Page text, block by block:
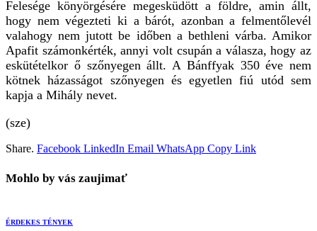
Felesége könyörgésére megesküdött a földre, amin állt,
hogy nem végezteti ki a bárót, azonban a felmentőlevél
valahogy nem jutott be időben a bethleni várba. Amikor
Apafit számonkérték, annyi volt csupán a válasza, hogy az
eskütételkor ő szőnyegen állt. A Bánffyak 350 éve nem
kötnek házasságot szőnyegen és egyetlen fiú utód sem
kapja a Mihály nevet.
(sze)
Share. Facebook LinkedIn Email WhatsApp Copy Link
Mohlo by vás zaujimať
ÉRDEKES TÉNYEK